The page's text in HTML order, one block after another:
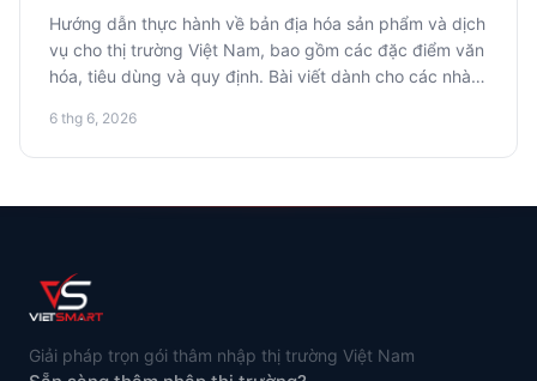
Hướng dẫn thực hành về bản địa hóa sản phẩm và dịch
vụ cho thị trường Việt Nam, bao gồm các đặc điểm văn
hóa, tiêu dùng và quy định. Bài viết dành cho các nhà
phẩm, nhà tiếp thị và các công ty thương mại điện tử
đang có kế hoạch ra mắt hoặc mở rộng dòng sản phẩm
6 thg 6, 2026
Giải pháp trọn gói thâm nhập thị trường Việt Nam